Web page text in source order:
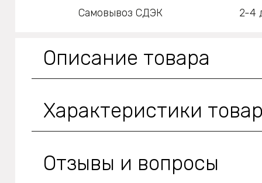
Самовывоз СДЭК
2-4
Описание товара
Характеристики
Отзывы и вопросы